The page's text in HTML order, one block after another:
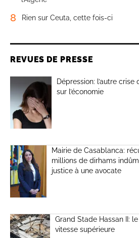
8 Rien sur Ceuta, cette fois-ci
REVUES DE PRESSE
Dépression: l’autre
sur l’économie
Mairie de Casablanca:
millions de dirhams
justice à une avocate
Grand Stade Hassan II:
vitesse supérieure